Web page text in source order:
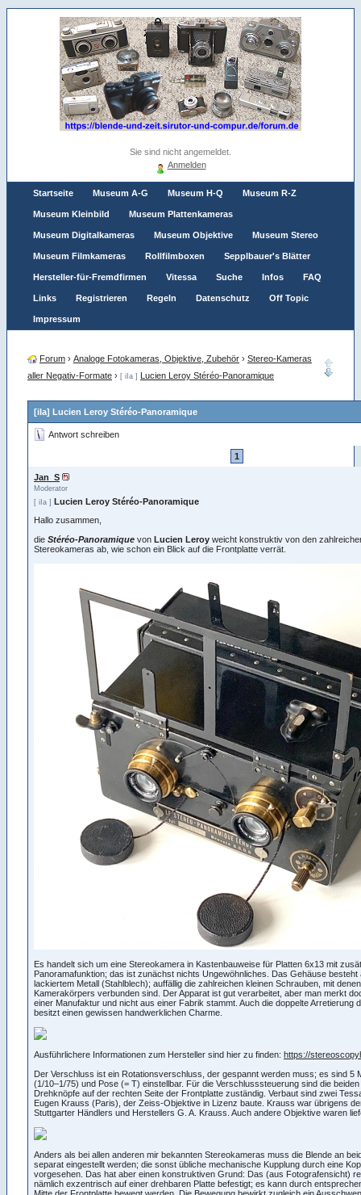
Sie sind nicht angemeldet.
Anmelden
Startseite Museum A-G Museum H-Q Museum R-Z
Museum Kleinbild Museum Plattenkameras
Museum Digitalkameras Museum Objektive Museum Stereo
Museum Filmkameras Rollfilmboxen Sepplbauer's Blätter
Hersteller-für-Fremdfirmen Vitessa Suche Infos FAQ
Links Registrieren Regeln Datenschutz Off Topic
Impressum
Forum › Analoge Fotokameras, Objektive, Zubehör › Stereo-Kameras
aller Negativ-Formate › [ iIa ] Lucien Leroy Stéréo-Panoramique
[iIa] Lucien Leroy Stéréo-Panoramique
Antwort schreiben
1
Jan_S
Moderator
[ iIa ] Lucien Leroy Stéréo-Panoramique
Hallo zusammen,
die Stéréo-Panoramique von Lucien Leroy weicht konstruktiv von den
Stereokameras ab, wie schon ein Blick auf die Frontplatte verrät.
Es handelt sich um eine Stereokamera in Kastenbauweise für Platten 6x13 mit
Panoramafunktion; das ist zunächst nichts Ungewöhnliches. Das Gehäuse
lackiertem Metall (Stahlblech); auffällig die zahlreichen kleinen Schrauben, mit
Kamerakörpers verbunden sind. Der Apparat ist gut verarbeitet, aber man merkt
einer Manufaktur und nicht aus einer Fabrik stammt. Auch die doppelte Arretierung
besitzt einen gewissen handwerklichen Charme.
Ausführlichere Informationen zum Hersteller sind hier zu finden: https://
Der Verschluss ist ein Rotationsverschluss, der gespannt werden muss; es sind 5
(1/10–1/75) und Pose (= T) einstellbar. Für die Verschlusssteuerung sind die
Drehknöpfe auf der rechten Seite der Frontplatte zuständig. Verbaut sind zwei
Eugen Krauss (Paris), der Zeiss-Objektive in Lizenz baute. Krauss war übrigens
Stuttgarter Händlers und Herstellers G. A. Krauss. Auch andere Objektive waren
Anders als bei allen anderen mir bekannten Stereokameras muss die Blende an
separat eingestellt werden; die sonst übliche mechanische Kupplung durch eine
vorgesehen. Das hat aber einen konstruktiven Grund: Das (aus Fotografensicht)
nämlich exzentrisch auf einer drehbaren Platte befestigt; es kann durch